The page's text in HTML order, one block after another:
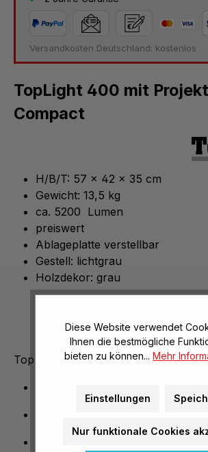
Versandkosten Deutschland: kostenlos
TopLight 400 mit
Compact
H/B/T: 57 x 42 x 35 cm
Gewicht: 13,5 kg
ca. 5200 Lumen
preiswert
Ablageplatte verstellbar
Gestell: lichtgrau
Holzdekor: grau
TopLight 400- Technische
Diese Website verwendet
Ihnen die bestmögliche
bieten zu können... Mehr
Einstellungen
Nur funktionale Cookies